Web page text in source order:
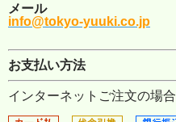
メール
info@tokyo-yuuki.co.jp
お支払い方法
インターネットご注文の場合